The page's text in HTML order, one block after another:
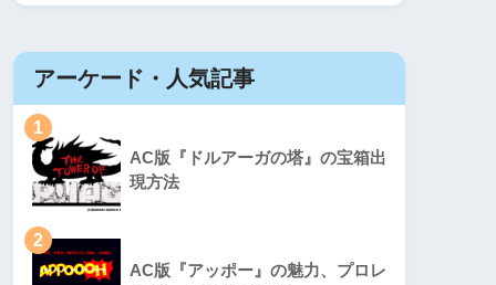
アーケード・人気記事
1
AC版『ドルアーガの塔』の宝箱出
現方法
2
AC版『アッポー』の魅力、プロレ